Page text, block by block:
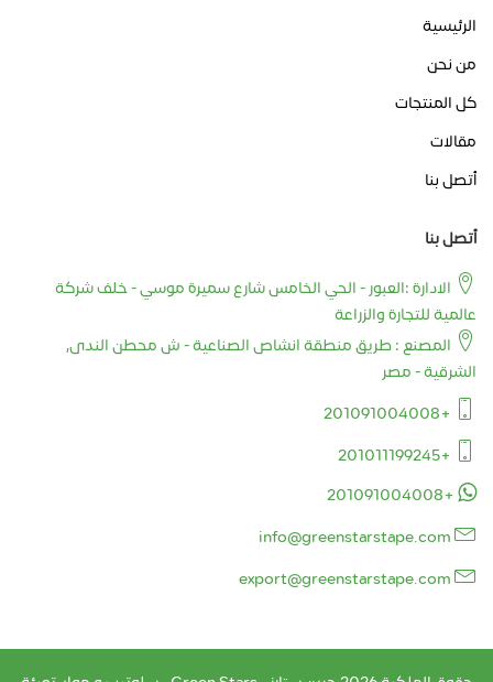
الرئيسية
من نحن
كل المنتجات
مقالات
أتصل بنا
أتصل بنا
الادارة :العبور - الحي الخامس شارع سميرة موسي - خلف شركة
عالمية للتجارة والزراعة
المصنع : طريق منطقة انشاص الصناعية - ش محطن الندى,
الشرقية - مصر
+201091004008
+201011199245
+201091004008
info@greenstarstape.com
export@greenstarstape.com